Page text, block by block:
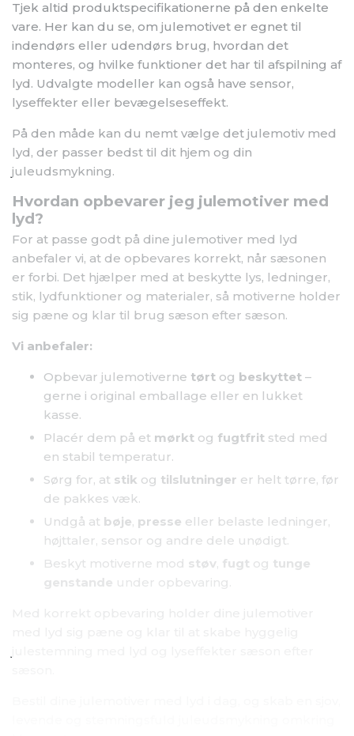
Tjek altid produktspecifikationerne på den enkelte
vare. Her kan du se, om julemotivet er egnet til
indendørs eller udendørs brug, hvordan det
monteres, og hvilke funktioner det har til afspilning af
lyd. Udvalgte modeller kan også have sensor,
lyseffekter eller bevægelseseffekt.
På den måde kan du nemt vælge det julemotiv med
lyd, der passer bedst til dit hjem og din
juleudsmykning.
Hvordan opbevarer jeg julemotiver med
lyd?
For at passe godt på dine julemotiver med lyd
anbefaler vi, at de opbevares korrekt, når sæsonen
er forbi. Det hjælper med at beskytte lys, ledninger,
stik, lydfunktioner og materialer, så motiverne holder
sig pæne og klar til brug sæson efter sæson.
Vi anbefaler:
Opbevar julemotiverne tørt og beskyttet –
gerne i original emballage eller en lukket
kasse.
Placér dem på et mørkt og fugtfrit sted med
en stabil temperatur.
Sørg for, at stik og tilslutninger er helt tørre, før
de pakkes væk.
Undgå at bøje, presse eller belaste ledninger,
højttaler, sensor og andre dele unødigt.
Beskyt motiverne mod støv, fugt og tunge
genstande under opbevaring.